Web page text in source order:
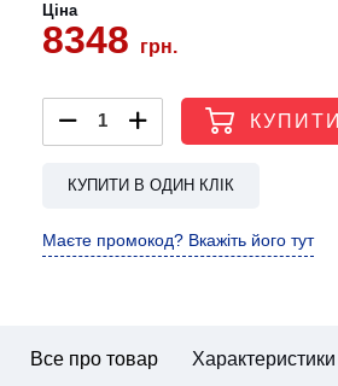
Ціна
8348 грн.
КУПИТИ
КУПИТИ В ОДИН КЛІК
Маєте промокод? Вкажіть його тут
Все про товар Характеристики